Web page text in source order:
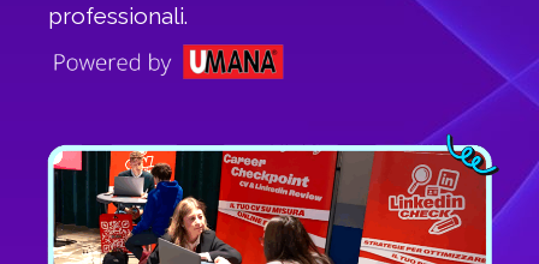
professionali.